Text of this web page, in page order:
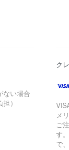
ない場合
）
ク
メ
ご
す
で